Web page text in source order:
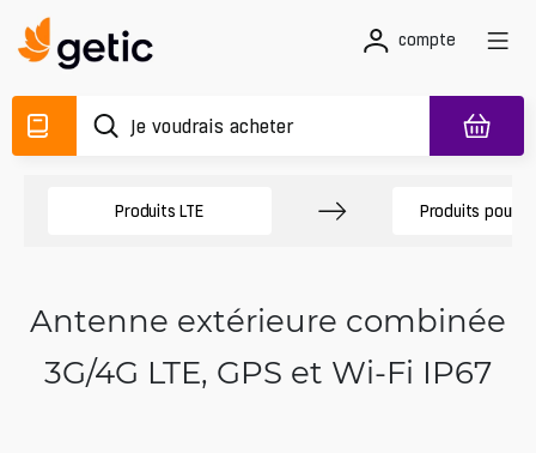
compte
Produits LTE Produits pour
Antenne extérieure combinée
3G/4G LTE, GPS et Wi-Fi IP67